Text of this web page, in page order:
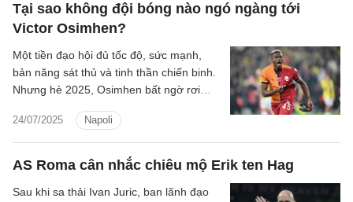
Tại sao không đội bóng nào ngó ngàng tới
Victor Osimhen?
24/07/2025 Napoli
Một tiền đạo hội đủ tốc độ, sức mạnh,
bản năng sát thủ và tinh thần chiến binh.
Nhưng hè 2025, Osimhen bất ngờ rơi
muốn đi, nhưng chẳng có ai thật sự
muốn rước.
AS Roma cân nhắc chiêu mộ Erik ten Hag
Sau khi sa thải Ivan Juric, ban lãnh đạo